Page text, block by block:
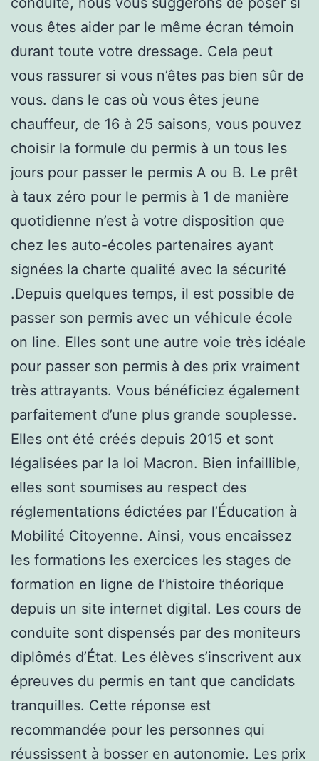
vous êtes aider par le même écran témoin
durant toute votre dressage. Cela peut
vous rassurer si vous n’êtes pas bien sûr de
vous. dans le cas où vous êtes jeune
chauffeur, de 16 à 25 saisons, vous pouvez
choisir la formule du permis à un tous les
jours pour passer le permis A ou B. Le prêt
à taux zéro pour le permis à 1 de manière
quotidienne n’est à votre disposition que
chez les auto-écoles partenaires ayant
signées la charte qualité avec la sécurité
.Depuis quelques temps, il est possible de
passer son permis avec un véhicule école
on line. Elles sont une autre voie très idéale
pour passer son permis à des prix vraiment
très attrayants. Vous bénéficiez également
parfaitement d’une plus grande souplesse.
Elles ont été créés depuis 2015 et sont
légalisées par la loi Macron. Bien infaillible,
elles sont soumises au respect des
réglementations édictées par l’Éducation à
Mobilité Citoyenne. Ainsi, vous encaissez
les formations les exercices les stages de
formation en ligne de l’histoire théorique
depuis un site internet digital. Les cours de
conduite sont dispensés par des moniteurs
diplômés d’État. Les élèves s’inscrivent aux
épreuves du permis en tant que candidats
tranquilles. Cette réponse est
recommandée pour les personnes qui
réussissent à bosser en autonomie. Les prix